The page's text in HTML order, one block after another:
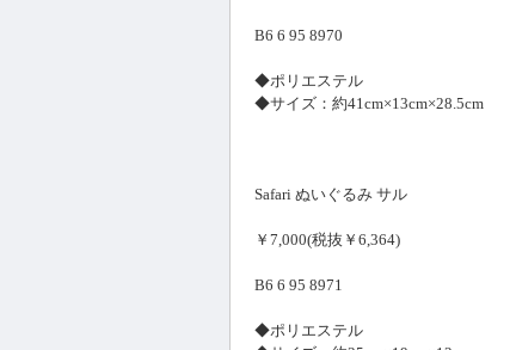
B6 6 95 8970
◆ポリエステル
◆サイズ：約41cm×13cm×28.5cm
Safari ぬいぐるみ サル
￥7,000(税抜￥6,364)
B6 6 95 8971
◆ポリエステル